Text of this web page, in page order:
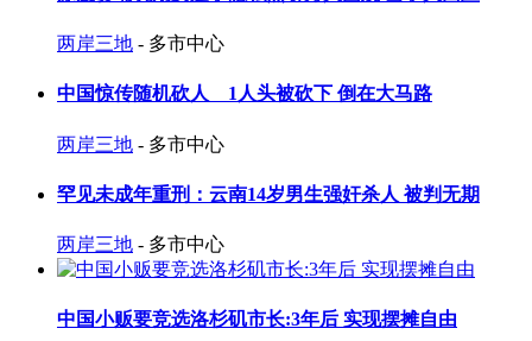
两岸三地 - 多市中心
中国惊传随机砍人 1人头被砍下 倒在大马路
两岸三地 - 多市中心
罕见未成年重刑：云南14岁男生强奸杀人 被判无期
两岸三地 - 多市中心
中国小贩要竞选洛杉矶市长:3年后 实现摆摊自由